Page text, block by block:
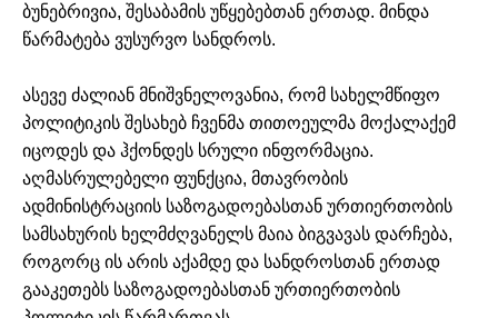
ბუნებრივია, შესაბამის უწყებებთან ერთად. მინდა
წარმატება ვუსურვო სანდროს.
ასევე ძალიან მნიშვნელოვანია, რომ სახელმწიფო
პოლიტიკის შესახებ ჩვენმა თითოეულმა მოქალაქემ
იცოდეს და ჰქონდეს სრული ინფორმაცია.
აღმასრულებელი ფუნქცია, მთავრობის
ადმინისტრაციის საზოგადოებასთან ურთიერთობის
სამსახურის ხელმძღვანელს მაია ბიგვავას დარჩება,
როგორც ის არის აქამდე და სანდროსთან ერთად
გააკეთებს საზოგადოებასთან ურთიერთობის